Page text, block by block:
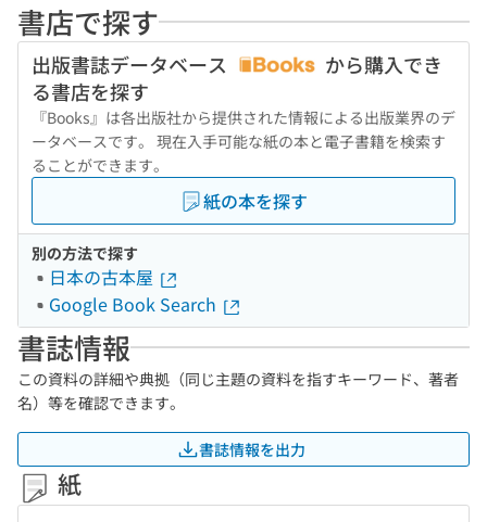
書店で探す
出版書誌データベース
から購入でき
る書店を探す
『Books』は各出版社から提供された情報による出版業界のデ
ータベースです。 現在入手可能な紙の本と電子書籍を検索す
ることができます。
紙の本を探す
別の方法で探す
日本の古本屋
Google Book Search
書誌情報
この資料の詳細や典拠（同じ主題の資料を指すキーワード、著者
名）等を確認できます。
書誌情報を出力
紙